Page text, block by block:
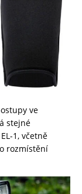
ve
stejné
1, včetně
rozmístění